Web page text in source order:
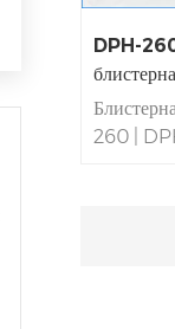
DPH-
260 |